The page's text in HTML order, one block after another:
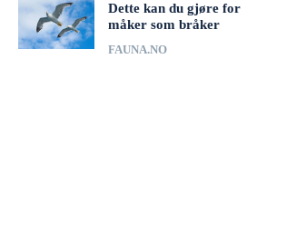
Dette kan du gjøre for
måker som bråker
FAUNA.NO